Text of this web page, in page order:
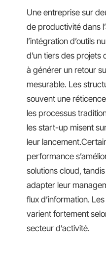
Une entreprise sur
de productivité dans
l’intégration d’outils
d’un tiers des projets
à générer un retour
mesurable. Les
souvent une
les processus
les start-up misent
leur
performance
solutions cloud,
adapter leur
flux d’information.
varient fortement
secteur d’activité.